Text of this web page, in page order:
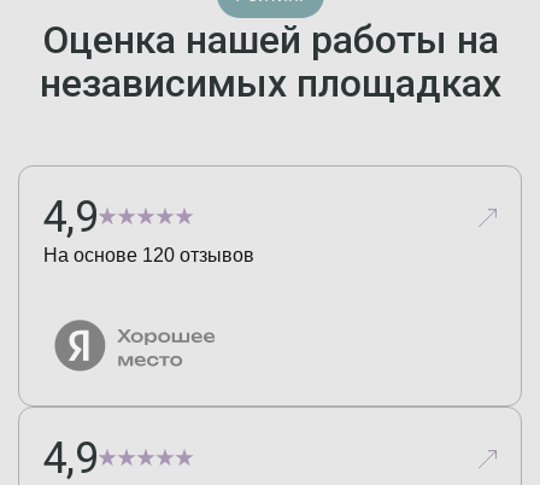
Оценка нашей работы на
независимых площадках
4,9
На основе 120 отзывов
4,9